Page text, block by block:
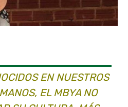
EN NUESTROS
EL MBYA NO